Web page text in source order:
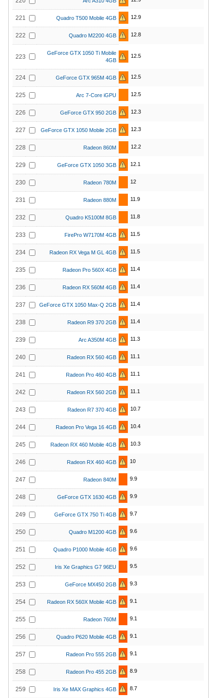
221 Quadro T500 Mobile 4GB 12.9
222 Quadro M2200 4GB 12.8
223
GeForce GTX 1050 Ti Mobile
4GB
12.5
224 GeForce GTX 965M 4GB 12.5
225 Arc 7-Core iGPU 12.5
226 GeForce GTX 950 2GB 12.3
227 GeForce GTX 1050 Mobile 2GB 12.3
228 Radeon 860M 12.2
229 GeForce GTX 1050 3GB 12.1
230 Radeon 780M 12
231 Radeon 880M 11.9
232 Quadro K5100M 8GB 11.8
233 FirePro W7170M 4GB 11.5
234 Radeon RX Vega M GL 4GB 11.5
235 Radeon Pro 560X 4GB 11.4
236 Radeon RX 560M 4GB 11.4
237 GeForce GTX 1050 Max-Q 2GB 11.4
238 Radeon R9 370 2GB 11.4
239 Arc A350M 4GB 11.3
240 Radeon RX 560 4GB 11.1
241 Radeon Pro 460 4GB 11.1
242 Radeon RX 560 2GB 11.1
243 Radeon R7 370 4GB 10.7
244 Radeon Pro Vega 16 4GB 10.4
245 Radeon RX 460 Mobile 4GB 10.3
246 Radeon RX 460 4GB 10
247 Radeon 840M 9.9
248 GeForce GTX 1630 4GB 9.9
249 GeForce GTX 750 Ti 4GB 9.7
250 Quadro M1200 4GB 9.6
251 Quadro P1000 Mobile 4GB 9.6
252 Iris Xe Graphics G7 96EU 9.5
253 GeForce MX450 2GB 9.3
254 Radeon RX 560X Mobile 4GB 9.1
255 Radeon 760M 9.1
256 Quadro P620 Mobile 4GB 9.1
257 Radeon Pro 555 2GB 9.1
258 Radeon Pro 455 2GB 8.9
259 Iris Xe MAX Graphics 4GB 8.7